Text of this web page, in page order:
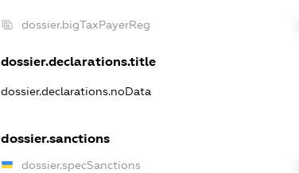
dossier.bigTaxPayerReg
dossier.declarations.title
dossier.declarations.noData
dossier.sanctions
dossier.specSanctions